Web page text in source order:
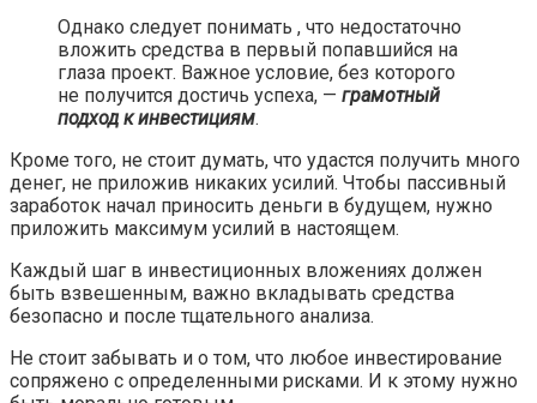
Однако следует понимать , что недостаточно
вложить средства в первый попавшийся на
глаза проект. Важное условие, без которого
не получится достичь успеха, — грамотный
подход к инвестициям.
Кроме того, не стоит думать, что удастся получить много
денег, не приложив никаких усилий. Чтобы пассивный
заработок начал приносить деньги в будущем, нужно
приложить максимум усилий в настоящем.
Каждый шаг в инвестиционных вложениях должен
быть взвешенным, важно вкладывать средства
безопасно и после тщательного анализа.
Не стоит забывать и о том, что любое инвестирование
сопряжено с определенными рисками. И к этому нужно